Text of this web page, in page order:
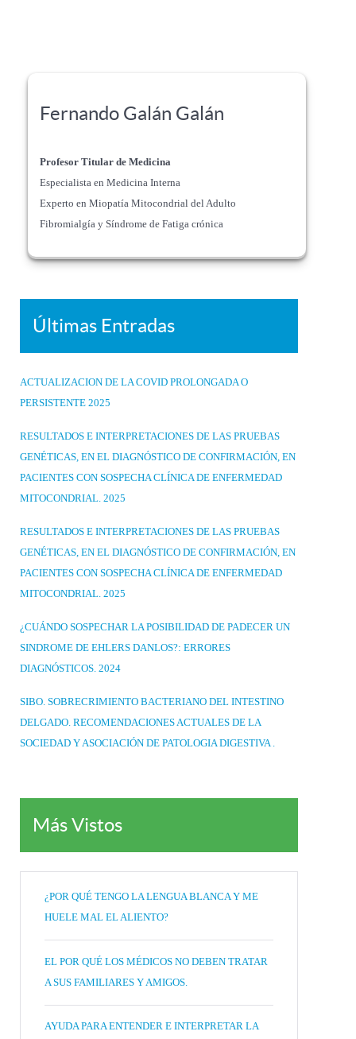
Fernando Galán Galán
Profesor Titular de Medicina
Especialista en Medicina Interna
Experto en Miopatía Mitocondrial del Adulto
Fibromialgía y Síndrome de Fatiga crónica
Últimas Entradas
ACTUALIZACION DE LA COVID PROLONGADA O
PERSISTENTE 2025
RESULTADOS E INTERPRETACIONES DE LAS PRUEBAS
GENÉTICAS, EN EL DIAGNÓSTICO DE CONFIRMACIÓN, EN
PACIENTES CON SOSPECHA CLÍNICA DE ENFERMEDAD
MITOCONDRIAL. 2025
RESULTADOS E INTERPRETACIONES DE LAS PRUEBAS
GENÉTICAS, EN EL DIAGNÓSTICO DE CONFIRMACIÓN, EN
PACIENTES CON SOSPECHA CLÍNICA DE ENFERMEDAD
MITOCONDRIAL. 2025
¿CUÁNDO SOSPECHAR LA POSIBILIDAD DE PADECER UN
SINDROME DE EHLERS DANLOS?: ERRORES
DIAGNÓSTICOS. 2024
SIBO. SOBRECRIMIENTO BACTERIANO DEL INTESTINO
DELGADO. RECOMENDACIONES ACTUALES DE LA
SOCIEDAD Y ASOCIACIÓN DE PATOLOGIA DIGESTIVA .
Más Vistos
¿POR QUÉ TENGO LA LENGUA BLANCA Y ME
HUELE MAL EL ALIENTO?
EL POR QUÉ LOS MÉDICOS NO DEBEN TRATAR
A SUS FAMILIARES Y AMIGOS.
AYUDA PARA ENTENDER E INTERPRETAR LA